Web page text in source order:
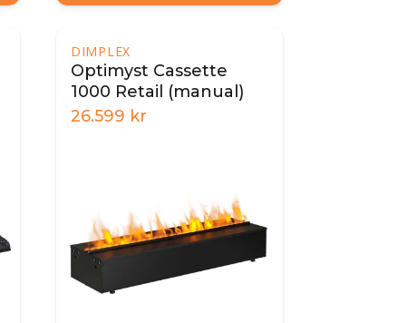
DIMPLEX
Optimyst Cassette
1000 Retail (manual)
26.599 kr